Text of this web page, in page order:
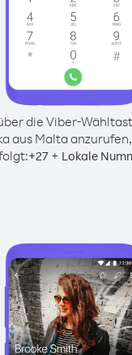
die Viber-
aus Malta
+27+ Lokale